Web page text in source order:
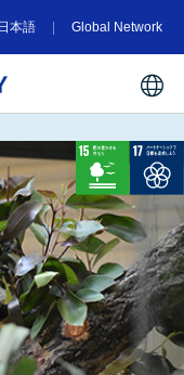
日本語 Global Network